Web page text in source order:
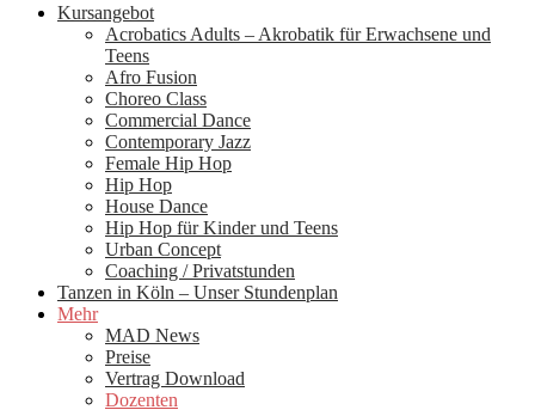
Kursangebot
Acrobatics Adults – Akrobatik für Erwachsene und
Teens
Afro Fusion
Choreo Class
Commercial Dance
Contemporary Jazz
Female Hip Hop
Hip Hop
House Dance
Hip Hop für Kinder und Teens
Urban Concept
Coaching / Privatstunden
Tanzen in Köln – Unser Stundenplan
Mehr
MAD News
Preise
Vertrag Download
Dozenten